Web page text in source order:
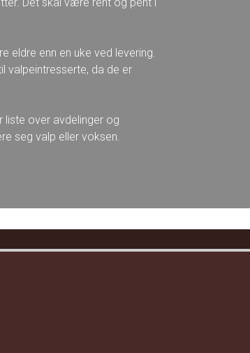
eldre enn en uke ved levering.
valpeintresserte, da de er
liste over avdelinger og
seg valp eller voksen.